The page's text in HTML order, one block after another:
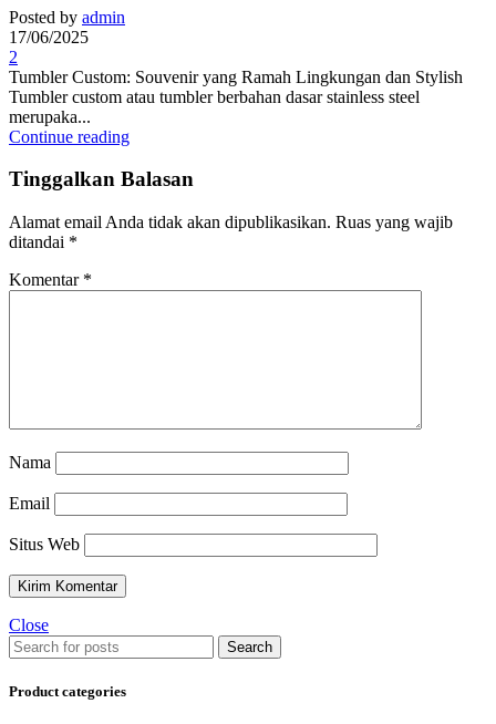
Posted by admin
17/06/2025
2
Tumbler Custom: Souvenir yang Ramah Lingkungan dan Stylish
Tumbler custom atau tumbler berbahan dasar stainless steel
merupaka...
Continue reading
Tinggalkan Balasan
Alamat email Anda tidak akan dipublikasikan. Ruas yang wajib
ditandai *
Komentar *
Nama
Email
Situs Web
Close
Search
Product categories